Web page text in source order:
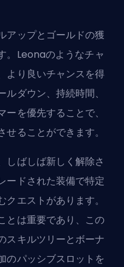
アップとゴールドの獲
。Leonaのようなチャ
より良いチャンスを得
ダウン、持続時間、
を優先することで、
ることができます。
しばしば新しく解除さ
ードされた装備で特定
エストがあります。
とは重要であり、この
スキルツリーとボーナ
のパッシブスロットを